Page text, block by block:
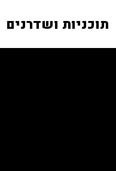
תוכניות ושדרנים